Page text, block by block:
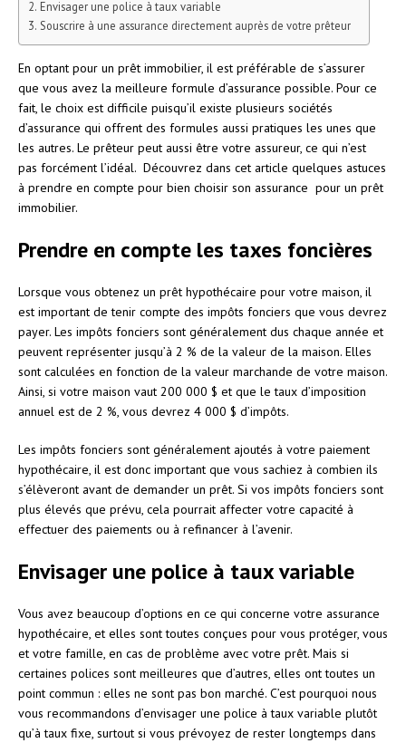
Envisager une police à taux variable
Souscrire à une assurance directement auprès de votre prêteur
En optant pour un prêt immobilier, il est préférable de s’assurer
que vous avez la meilleure formule d’assurance possible. Pour ce
fait, le choix est difficile puisqu’il existe plusieurs sociétés
d’assurance qui offrent des formules aussi pratiques les unes que
les autres. Le prêteur peut aussi être votre assureur, ce qui n’est
pas forcément l’idéal. Découvrez dans cet article quelques astuces
à prendre en compte pour bien choisir son assurance pour un prêt
immobilier.
Prendre en compte les taxes foncières
Lorsque vous obtenez un prêt hypothécaire pour votre maison, il
est important de tenir compte des impôts fonciers que vous devrez
payer. Les impôts fonciers sont généralement dus chaque année et
peuvent représenter jusqu’à 2 % de la valeur de la maison. Elles
sont calculées en fonction de la valeur marchande de votre maison.
Ainsi, si votre maison vaut 200 000 $ et que le taux d’imposition
annuel est de 2 %, vous devrez 4 000 $ d’impôts.
Les impôts fonciers sont généralement ajoutés à votre paiement
hypothécaire, il est donc important que vous sachiez à combien ils
s’élèveront avant de demander un prêt. Si vos impôts fonciers sont
plus élevés que prévu, cela pourrait affecter votre capacité à
effectuer des paiements ou à refinancer à l’avenir.
Envisager une police à taux variable
Vous avez beaucoup d’options en ce qui concerne votre assurance
hypothécaire, et elles sont toutes conçues pour vous protéger, vous
et votre famille, en cas de problème avec votre prêt. Mais si
certaines polices sont meilleures que d’autres, elles ont toutes un
point commun : elles ne sont pas bon marché. C’est pourquoi nous
vous recommandons d’envisager une police à taux variable plutôt
qu’à taux fixe, surtout si vous prévoyez de rester longtemps dans